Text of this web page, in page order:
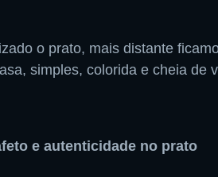
o prato, mais distante
simples, colorida e cheia de
e autenticidade no prato